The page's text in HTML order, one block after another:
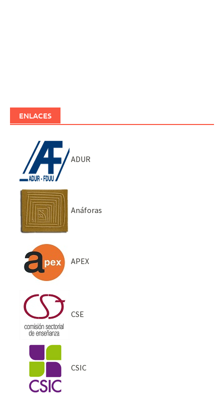
ENLACES
ADUR
Anáforas
APEX
CSE
CSIC